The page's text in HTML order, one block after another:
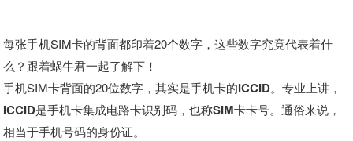
每张手机SIM卡的背面都印着20个数字，这些数字究竟代表着什
么？ 跟着蜗牛君一起了解下！
手机SIM卡背面的20位数字，其实是手机卡的ICCID。专业上讲，
ICCID是手机卡集成电路卡识别码，也称SIM卡卡号。通俗来说，
相当于手机号码的身份证。